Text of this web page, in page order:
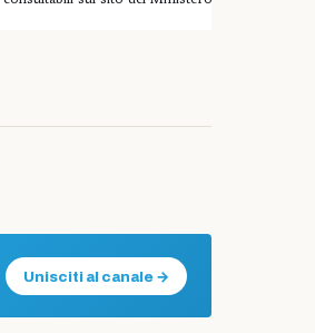
Unisciti al canale →